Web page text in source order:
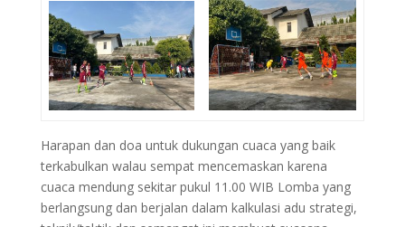
Harapan dan doa untuk dukungan cuaca yang baik
terkabulkan walau sempat mencemaskan karena
cuaca mendung sekitar pukul 11.00 WIB Lomba yang
berlangsung dan berjalan dalam kalkulasi adu strategi,